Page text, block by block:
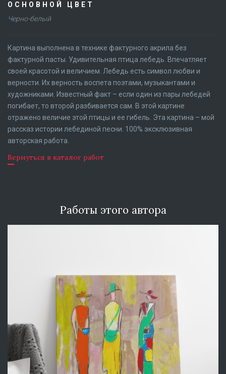
ОСНОВНОЙ ЦВЕТ
Черно-белый
Картина выполнена в технике фактурного акрила без
фактурной пасты. Удивительная птица лебедь. Впечатляет
своей красотой и величием. Лебедь есть символ любви и
верности. Их верность воспета поэтами, музыкантами и
художниками. Известный факт – если один из пары лебедей
погибает, то второй разбивается сам. В этой картине
отражено величие этой птицы и ее гибель. Эта картина – мой
рассказ истории лебединой песни. 100% эксклюзивная
авторская работа.
Вернуться в каталог работ
Работы этого автора